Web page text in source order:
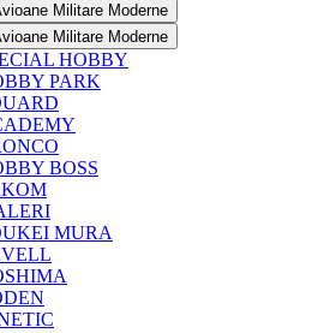
Militare Moderne
Militare Moderne
HOBBY
PARK
BOSS
MURA